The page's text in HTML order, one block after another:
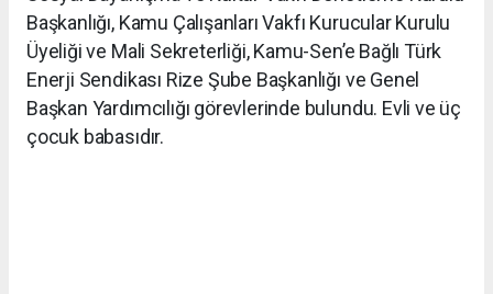
Başkanlığı, Kamu Çalışanları Vakfı Kurucular Kurulu
Üyeliği ve Mali Sekreterliği, Kamu-Sen’e Bağlı Türk
Enerji Sendikası Rize Şube Başkanlığı ve Genel
Başkan Yardımcılığı görevlerinde bulundu. Evli ve üç
çocuk babasıdır.